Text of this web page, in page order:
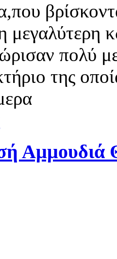
μεγαλύτερη
πολύ
της
Αμμουδιά